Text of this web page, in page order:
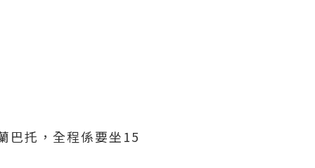
巴托，全程係要坐15